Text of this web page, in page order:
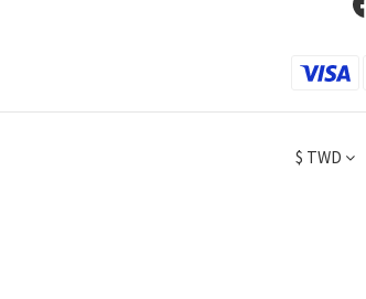
$ TWD